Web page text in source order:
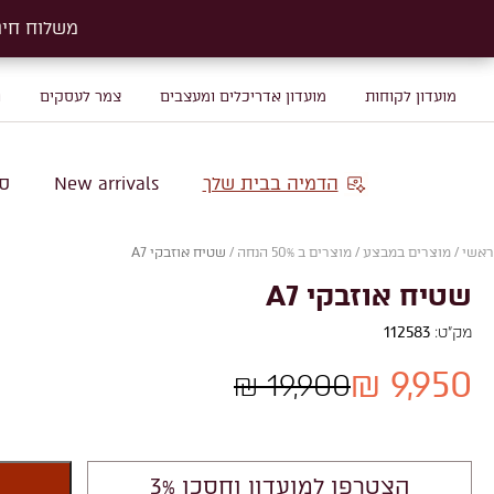
מועדון לקוחות מועדון אדריכלים ומעצבים צמר לעסקים
הדמיה בבית שלך New arrivals
ראשי / מוצרים במבצע / מוצרים ב 50% הנחה / שטיח אוזבקי A7
שטיח אוזבקי A7
מק"ט: 112583
19,900 ₪ 9,950 ₪
הצטרפו למועדון וחסכו 3%
משלוח חינם על
משלוח חינם על